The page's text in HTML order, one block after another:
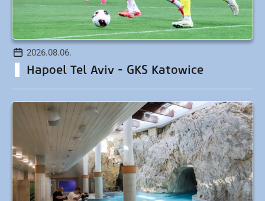
2026.08.06.
Hapoel Tel Aviv - GKS Katowice